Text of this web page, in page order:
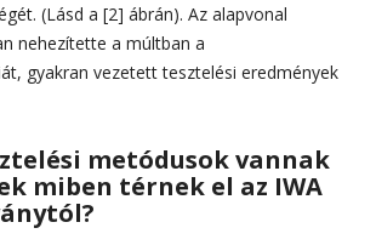
(Lásd a [2] ábrán). Az alapvonal
nehezítette a múltban a
gyakran vezetett tesztelési eredmények
metódusok vannak
miben térnek el az IWA